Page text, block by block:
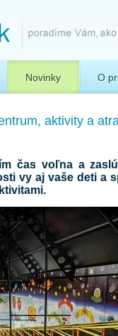
Novinky O
aktivity a
čas voľna a
vy aj vaše deti a